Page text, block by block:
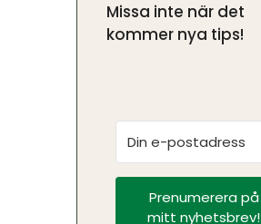
Missa inte när det
kommer nya tips!
Prenumerera på
mitt nyhetsbrev!